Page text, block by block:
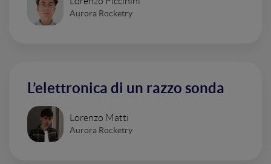
Aurora Rocketry
L’elettronica di un razzo sonda
Lorenzo Matti
Aurora Rocketry